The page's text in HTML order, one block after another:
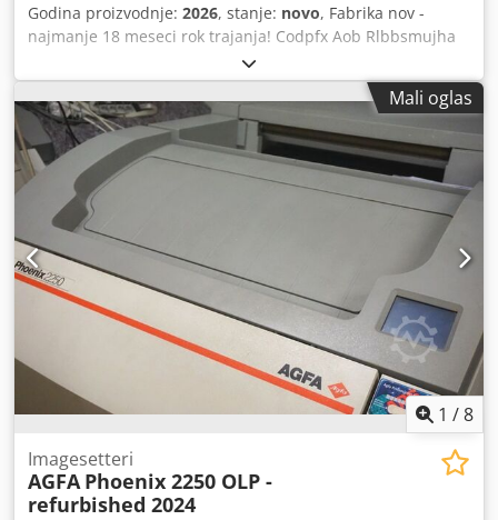
Godina proizvodnje: 2026, stanje: novo, Fabrika nov -
najmanje 18 meseci rok trajanja! Codpfx Aob Rlbbsmujha
AGFA / ECO3 HNS 600BD film 355 mm x 60 m Širina: 35,5
cm, dužina: 60 m Specifikacija: 600 BD Šifra: 4LGHF
Odgovara za mnogo osvetljivača - npr. AccuSet i Avantra 25
/ 30 sa crvenom laserskom diodom 650 - 670 nm
Mali oglas
1 /8
Imagesetteri
AGFA Phoenix 2250 OLP -
refurbished 2024